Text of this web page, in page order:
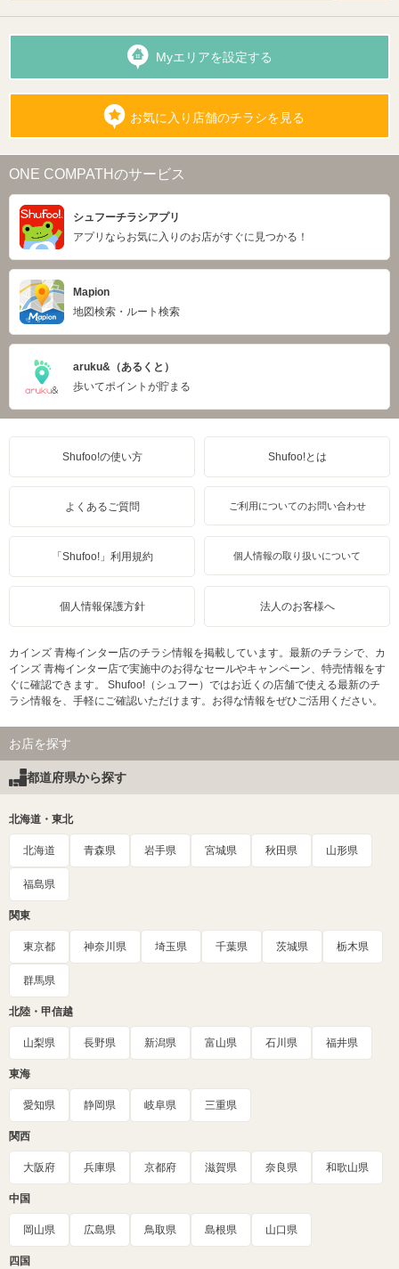
Myエリアを設定する
お気に入り店舗のチラシを見る
ONE COMPATHのサービス
シュフーチラシアプリ
アプリならお気に入りのお店がすぐに見つかる！
Mapion
地図検索・ルート検索
aruku&（あるくと）
歩いてポイントが貯まる
Shufoo!の使い方 Shufoo!とは
よくあるご質問 ご利用についてのお問い合わせ
「Shufoo!」利用規約 個人情報の取り扱いについて
個人情報保護方針 法人のお客様へ
カインズ 青梅インター店のチラシ情報を掲載しています。最新のチラシで、カ
インズ 青梅インター店で実施中のお得なセールやキャンペーン、特売情報をす
ぐに確認できます。 Shufoo!（シュフー）ではお近くの店舗で使える最新のチ
ラシ情報を、手軽にご確認いただけます。お得な情報をぜひご活用ください。
お店を探す
都道府県から探す
北海道・東北
北海道 青森県 岩手県 宮城県 秋田県 山形県
福島県
関東
東京都 神奈川県 埼玉県 千葉県 茨城県 栃木県
群馬県
北陸・甲信越
山梨県 長野県 新潟県 富山県 石川県 福井県
東海
愛知県 静岡県 岐阜県 三重県
関西
大阪府 兵庫県 京都府 滋賀県 奈良県 和歌山県
中国
岡山県 広島県 鳥取県 島根県 山口県
四国